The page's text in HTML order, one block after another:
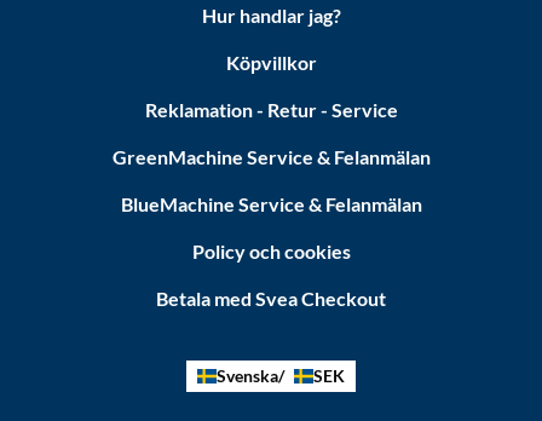
Hur handlar jag?
Köpvillkor
Reklamation - Retur - Service
GreenMachine Service & Felanmälan
BlueMachine Service & Felanmälan
Policy och cookies
Betala med Svea Checkout
Svenska SEK